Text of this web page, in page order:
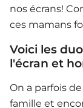
nos écrans!
ces mamans
Voici les
l'écran et
On a parfois
famille et